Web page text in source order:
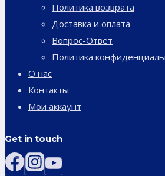
Политика возврата
Доставка и оплата
Вопрос-Ответ
Политика
О нас
Контакты
Мои аккаунт
Get in touch